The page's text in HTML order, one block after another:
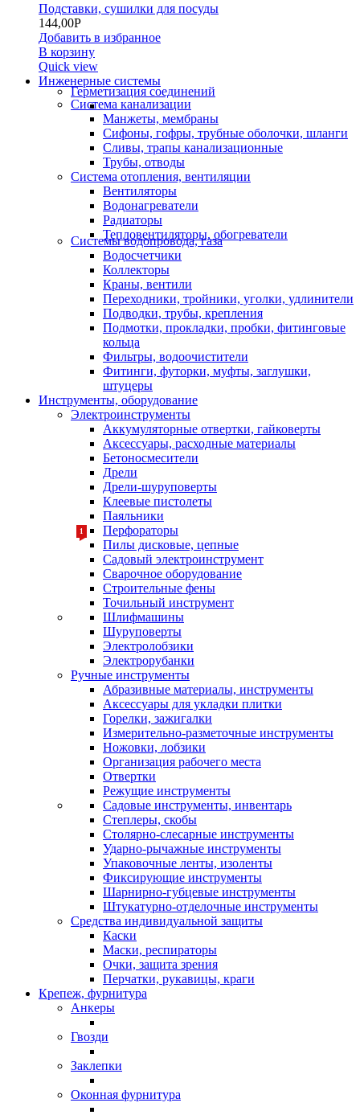
1
Подставки, сушилки для посуды
144,00Р
Добавить в избранное
В корзину
Quick view
Инженерные системы
Герметизация соединений
Система канализации
Манжеты, мембраны
Сифоны, гофры, трубные оболочки, шланги
Сливы, трапы канализационные
Трубы, отводы
Система отопления, вентиляции
Вентиляторы
Водонагреватели
Радиаторы
Тепловентиляторы, обогреватели
Системы водопровода, газа
Водосчетчики
Коллекторы
Краны, вентили
Переходники, тройники, уголки, удлинители
Подводки, трубы, крепления
Подмотки, прокладки, пробки, фитинговые
кольца
Фильтры, водоочистители
Фитинги, футорки, муфты, заглушки,
штуцеры
Инструменты, оборудование
Электроинструменты
Аккумуляторные отвертки, гайковерты
Аксессуары, расходные материалы
Бетоносмесители
Дрели
Дрели-шуруповерты
Клеевые пистолеты
Паяльники
Перфораторы
Пилы дисковые, цепные
Садовый электроинструмент
Сварочное оборудование
Строительные фены
Точильный инструмент
Шлифмашины
Шуруповерты
Электролобзики
Электрорубанки
Ручные инструменты
Абразивные материалы, инструменты
Аксессуары для укладки плитки
Горелки, зажигалки
Измерительно-разметочные инструменты
Ножовки, лобзики
Организация рабочего места
Отвертки
Режущие инструменты
Садовые инструменты, инвентарь
Степлеры, скобы
Столярно-слесарные инструменты
Ударно-рычажные инструменты
Упаковочные ленты, изоленты
Фиксирующие инструменты
Шарнирно-губцевые инструменты
Штукатурно-отделочные инструменты
Средства индивидуальной защиты
Каски
Маски, респираторы
Очки, защита зрения
Перчатки, рукавицы, краги
Крепеж, фурнитура
Анкеры
Гвозди
Заклепки
Оконная фурнитура